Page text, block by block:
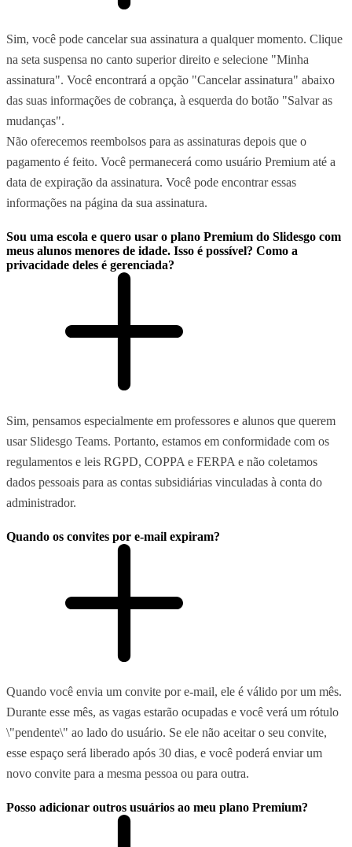
Sim, você pode cancelar sua assinatura a qualquer momento. Clique
na seta suspensa no canto superior direito e selecione "Minha
assinatura". Você encontrará a opção "Cancelar assinatura" abaixo
das suas informações de cobrança, à esquerda do botão "Salvar as
mudanças".
Não oferecemos reembolsos para as assinaturas depois que o
pagamento é feito. Você permanecerá como usuário Premium até a
data de expiração da assinatura. Você pode encontrar essas
informações na página da sua assinatura.
Sou uma escola e quero usar o plano Premium do Slidesgo com
meus alunos menores de idade. Isso é possível? Como a
privacidade deles é gerenciada?
Sim, pensamos especialmente em professores e alunos que querem
usar Slidesgo Teams. Portanto, estamos em conformidade com os
regulamentos e leis RGPD, COPPA e FERPA e não coletamos
dados pessoais para as contas subsidiárias vinculadas à conta do
administrador.
Quando os convites por e-mail expiram?
Quando você envia um convite por e-mail, ele é válido por um mês.
Durante esse mês, as vagas estarão ocupadas e você verá um rótulo
\"pendente\" ao lado do usuário. Se ele não aceitar o seu convite,
esse espaço será liberado após 30 dias, e você poderá enviar um
novo convite para a mesma pessoa ou para outra.
Posso adicionar outros usuários ao meu plano Premium?